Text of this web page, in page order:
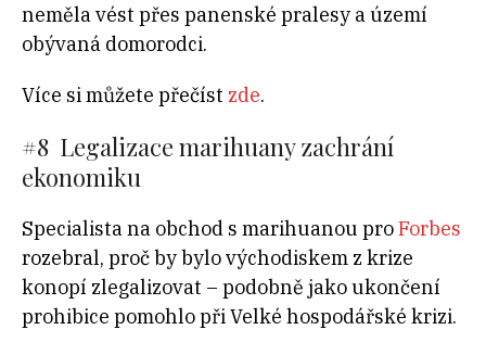
neměla vést přes panenské pralesy a území
obývaná domorodci.
Více si můžete přečíst zde.
#8 Legalizace marihuany zachrání
ekonomiku
Specialista na obchod s marihuanou proForbes
rozebral, proč by bylo východiskem z krize
konopí zlegalizovat – podobně jako ukončení
prohibice pomohlo při Velké hospodářské krizi.